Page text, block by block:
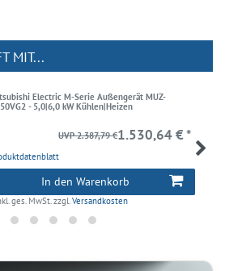
MIT...
Electric M-Serie Außengerät MUZ-
- 5,0|6,0 kW Kühlen|Heizen
UVP 2.387,79 €1.530,64 € *
In den Warenkorb
ges. MwSt.zzgl.Versandkosten